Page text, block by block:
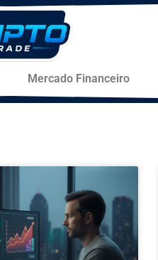
Mercado Financeiro